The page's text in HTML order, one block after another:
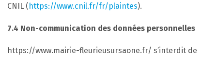
CNIL (https://www.cnil.fr/fr/plaintes).
7.4 Non-communication des données personnelles
https://www.mairie-fleurieusursaone.fr/ s’interdit de